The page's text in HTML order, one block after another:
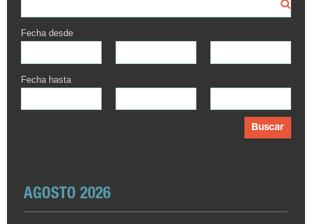
Fecha desde
Fecha hasta
Buscar
AGOSTO 2026